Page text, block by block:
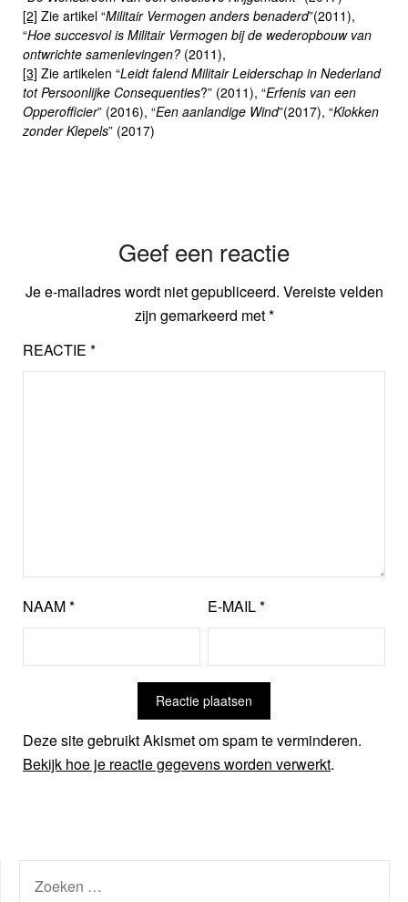
[2] Zie artikel “Militair Vermogen anders benaderd”(2011),
“Hoe succesvol is Militair Vermogen bij de wederopbouw van
ontwrichte samenlevingen? (2011),
[3] Zie artikelen “Leidt falend Militair Leiderschap in Nederland
tot Persoonlijke Consequenties?” (2011), “Erfenis van een
Opperofficier” (2016), “Een aanlandige Wind”(2017), “Klokken
zonder Klepels” (2017)
Geef een reactie
Je e-mailadres wordt niet gepubliceerd. Vereiste velden
zijn gemarkeerd met*
REACTIE *
NAAM* E-MAIL*
Deze site gebruikt Akismet om spam te verminderen.
Bekijk hoe je reactie gegevens worden verwerkt.
NAAR: